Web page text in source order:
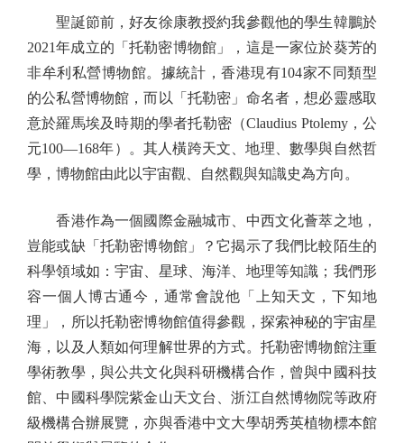
聖誕節前，好友徐康教授約我參觀他的學生韓鵬於
2021年成立的「托勒密博物館」，這是一家位於葵芳的
非牟利私營博物館。據統計，香港現有104家不同類型
的公私營博物館，而以「托勒密」命名者，想必靈感取
意於羅馬埃及時期的學者托勒密（Claudius Ptolemy，公
元100—168年）。其人橫跨天文、地理、數學與自然哲
學，博物館由此以宇宙觀、自然觀與知識史為方向。
香港作為一個國際金融城市、中西文化薈萃之地，
豈能或缺「托勒密博物館」？它揭示了我們比較陌生的
科學領域如：宇宙、星球、海洋、地理等知識；我們形
容一個人博古通今，通常會說他「上知天文，下知地
理」，所以托勒密博物館值得參觀，探索神秘的宇宙星
海，以及人類如何理解世界的方式。托勒密博物館注重
學術教學，與公共文化與科研機構合作，曾與中國科技
館、中國科學院紫金山天文台、浙江自然博物院等政府
級機構合辦展覽，亦與香港中文大學胡秀英植物標本館